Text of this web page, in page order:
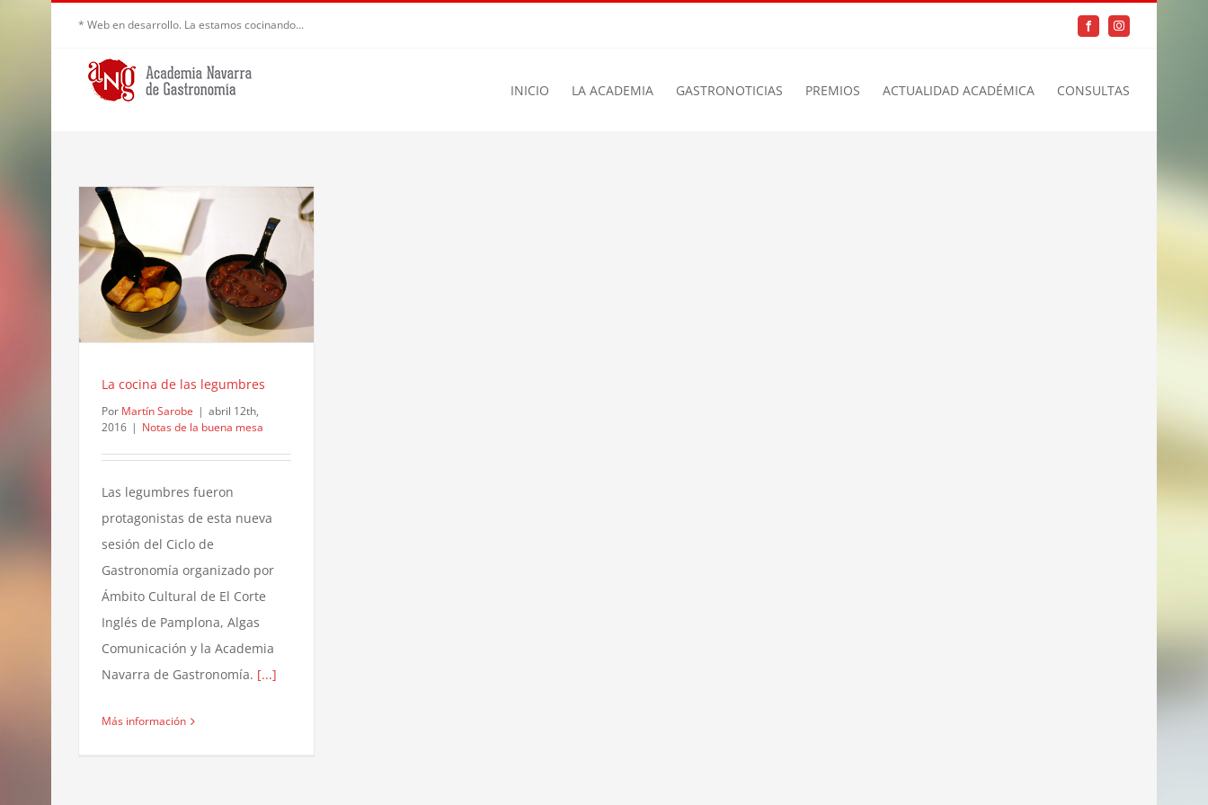
* Web en desarrollo. La estamos cocinando... FacebookInstagram
INICIO LA ACADEMIA GASTRONOTICIAS PREMIOS ACTUALIDAD ACADÉMICA CONSULTAS
La cocina de las legumbres
Por Martín Sarobe | abril 12th,
2016 | Notas de la buena mesa
Las legumbres fueron
protagonistas de esta nueva
sesión del Ciclo de
Gastronomía organizado por
Ámbito Cultural de El Corte
Inglés de Pamplona, Algas
Comunicación y la Academia
Navarra de Gastronomía. [...]
Más información